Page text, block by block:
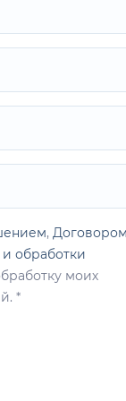
,
обработки
моих
*